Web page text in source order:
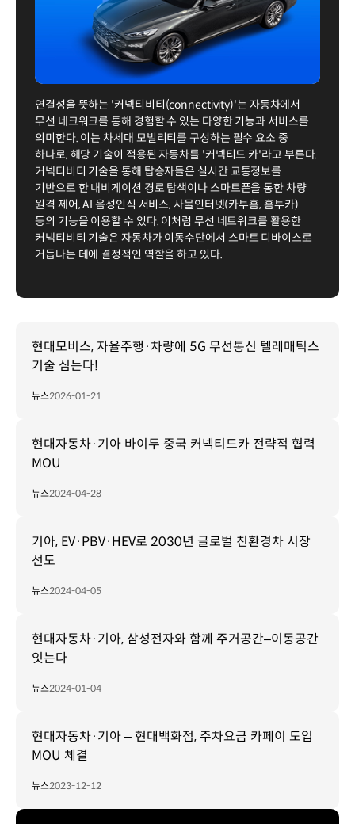
연결성을 뜻하는 '커넥티비티(connectivity)'는 자동차에서
무선 네크워크를 통해 경험할 수 있는 다양한 기능과 서비스를
의미한다. 이는 차세대 모빌리티를 구성하는 필수 요소 중
하나로, 해당 기술이 적용된 자동차를 '커넥티드 카'라고 부른다.
커넥티비티 기술을 통해 탑승자들은 실시간 교통정보를
기반으로 한 내비게이션 경로 탐색이나 스마트폰을 통한 차량
원격 제어, AI 음성인식 서비스, 사물인터넷(카투홈, 홈투카)
등의 기능을 이용할 수 있다. 이처럼 무선 네트워크를 활용한
커넥티비티 기술은 자동차가 이동수단에서 스마트 디바이스로
거듭나는 데에 결정적인 역할을 하고 있다.
현대모비스, 자율주행·차량에 5G 무선통신 텔레매틱스
기술 심는다!
뉴스2026-01-21
현대자동차·기아­ 바이두 중국 커넥티드카 전략적 협력
MOU
뉴스2024-04-28
기아, EV·PBV·HEV로 2030년 글로벌 친환경차 시장
선도
뉴스2024-04-05
현대자동차·기아, 삼성전자와 함께 주거공간–이동공간
잇는다
뉴스2024-01-04
현대자동차·기아 – 현대백화점, 주차요금 카페이 도입
MOU 체결
뉴스2023-12-12